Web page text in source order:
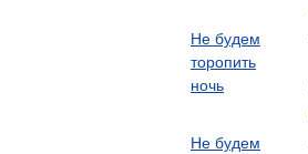
Не будем
торопить
ночь
Не будем